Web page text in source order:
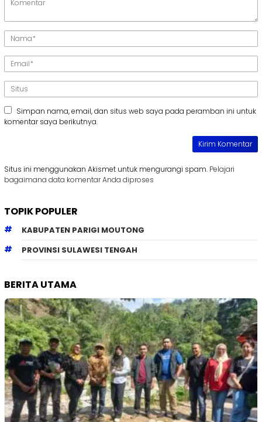
Simpan nama, email, dan situs web saya pada peramban ini untuk
komentar saya berikutnya.
Situs ini menggunakan Akismet untuk mengurangi spam. Pelajari
bagaimana data komentar Anda diproses
TOPIK POPULER
KABUPATEN PARIGI MOUTONG
PROVINSI SULAWESI TENGAH
BERITA UTAMA